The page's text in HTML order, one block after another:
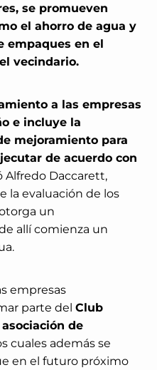
se promueven
el ahorro de agua y
empaques en el
vecindario.
a las empresas
e incluye la
mejoramiento para
de acuerdo con
Alfredo Daccarett,
la evaluación de los
un
allí comienza un
empresas
parte del Club
de
cuales además se
en el futuro próximo